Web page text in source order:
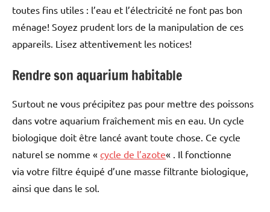
toutes fins utiles : l’eau et l’électricité ne font pas bon
ménage! Soyez prudent lors de la manipulation de ces
appareils. Lisez attentivement les notices!
Rendre son aquarium habitable
Surtout ne vous précipitez pas pour mettre des poissons
dans votre aquarium fraîchement mis en eau. Un cycle
biologique doit être lancé avant toute chose. Ce cycle
naturel se nomme « cycle de l’azote« . Il fonctionne
via votre filtre équipé d’une masse filtrante biologique,
ainsi que dans le sol.